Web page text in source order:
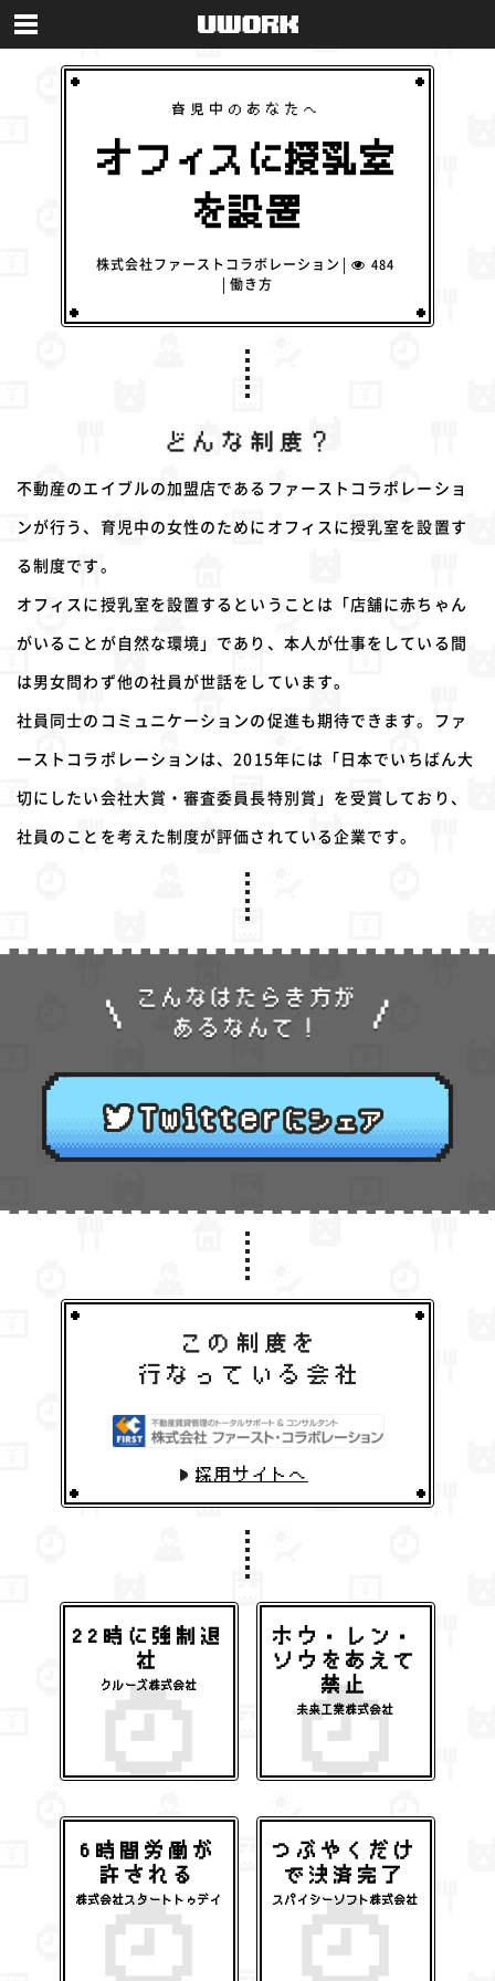
育児中のあなたへ
オフィスに授乳室
を設置
株式会社ファーストコラボレーション 484
働き方
不動産のエイブルの加盟店であるファーストコラポレーショ
ンが行う、育児中の女性のためにオフィスに授乳室を設置す
る制度です。
オフィスに授乳室を設置するということは「店舗に赤ちゃん
がいることが自然な環境」であり、本人が仕事をしている間
は男女問わず他の社員が世話をしています。
社員同士のコミュニケーションの促進も期待できます。ファ
ーストコラポレーションは、2015年には「日本でいちばん大
切にしたい会社大賞・審査委員長特別賞」を受賞しており、
社員のことを考えた制度が評価されている企業です。
採用サイトへ
22時に強制退
社
クルーズ株式会社
ホウ・レン・
ソウをあえて
禁止
未来工業株式会社
6時間労働が
許される
株式会社スタートトゥデイ
つぶやくだけ
で決済完了
スパイシーソフト株式会社